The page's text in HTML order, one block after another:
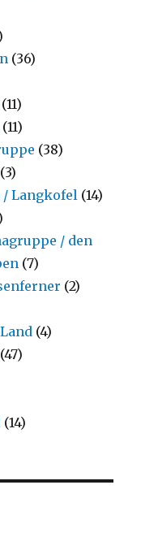
(36)
(11)
(11)
(38)
(3)
/ Langkofel (14)
/ den
(7)
(2)
(4)
(47)
(14)